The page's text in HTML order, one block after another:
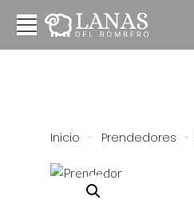
Inicio - Prendedores -